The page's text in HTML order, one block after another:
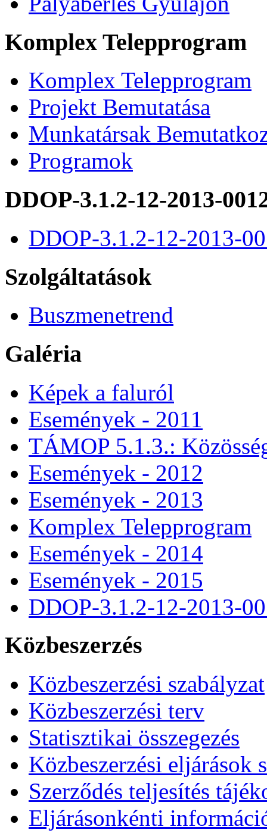
Komplex Telepprogram
Komplex Telepprogram
Projekt Bemutatása
Munkatársak
Programok
DDOP-3.1.2-12-2013-
DDOP-3.1.2-12-2013-
Szolgáltatások
Buszmenetrend
Galéria
Képek a faluról
Események - 2011
TÁMOP 5.1.3.:
Események - 2012
Események - 2013
Komplex Telepprogram
Események - 2014
Események - 2015
DDOP-3.1.2-12-2013-
Közbeszerzés
Közbeszerzési szabályzat
Közbeszerzési terv
Statisztikai összegezés
Közbeszerzési eljárások
Szerződés teljesítés
Eljárásonkénti